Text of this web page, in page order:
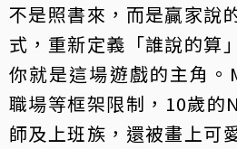
不是照書來，而是贏家說
式，重新定義「誰說的算
你就是這場遊戲的主角。
職場等框架限制，10歲的
師及上班族，還被畫上可